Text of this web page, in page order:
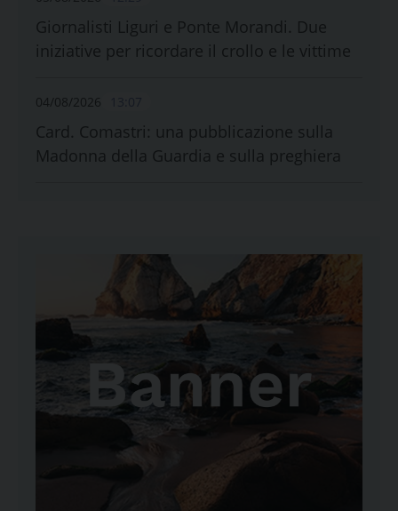
Giornalisti Liguri e Ponte Morandi. Due
iniziative per ricordare il crollo e le vittime
04/08/2026
Card. Comastri: una pubblicazione sulla
Madonna della Guardia e sulla preghiera